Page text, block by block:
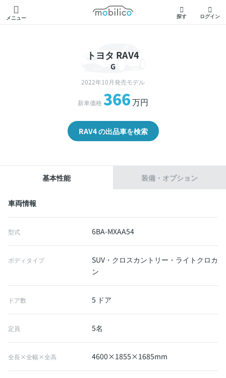
メニュー
モビリコ
探す ログイン
トヨタ RAV4
G
2022年10月発売モデル
新車価格 366万円
RAV4 の出品車を検索
基本性能 装備・オプション
車両情報
型式 6BA-MXAA54
ボディタイプ
SUV・クロスカントリー・ライトクロカ
ン
ドア数 5 ドア
定員 5名
全長×全幅×全高 4600×1855×1685mm